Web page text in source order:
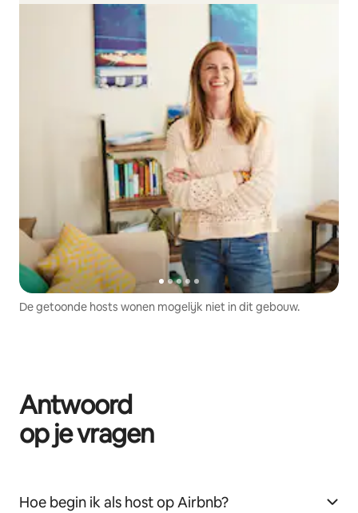
De getoonde hosts wonen mogelijk niet in dit gebouw.
Antwoord
op je vragen
Hoe begin ik als host op Airbnb?